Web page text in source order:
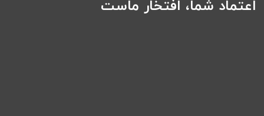
اعتماد شما، افتخار ماست